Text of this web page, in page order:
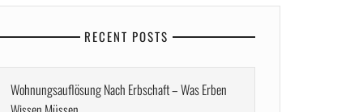
RECENT POSTS
Wohnungsauflösung Nach Erbschaft – Was Erben